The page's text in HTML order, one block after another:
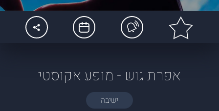
אפרת גוש - מופע אקוסטי
ישיבה